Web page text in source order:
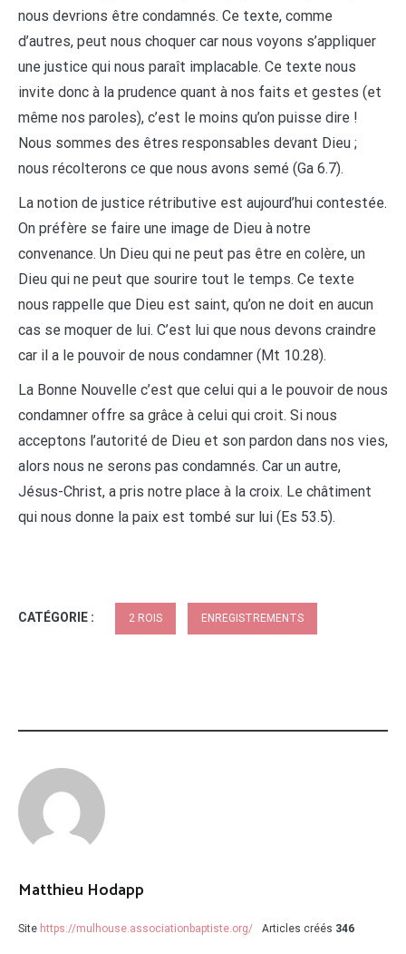
nous devrions être condamnés. Ce texte, comme
d’autres, peut nous choquer car nous voyons s’appliquer
une justice qui nous paraît implacable. Ce texte nous
invite donc à la prudence quant à nos faits et gestes (et
même nos paroles), c’est le moins qu’on puisse dire !
Nous sommes des êtres responsables devant Dieu ;
nous récolterons ce que nous avons semé (Ga 6.7).
La notion de justice rétributive est aujourd’hui contestée.
On préfère se faire une image de Dieu à notre
convenance. Un Dieu qui ne peut pas être en colère, un
Dieu qui ne peut que sourire tout le temps. Ce texte
nous rappelle que Dieu est saint, qu’on ne doit en aucun
cas se moquer de lui. C’est lui que nous devons craindre
car il a le pouvoir de nous condamner (Mt 10.28).
La Bonne Nouvelle c’est que celui qui a le pouvoir de nous
condamner offre sa grâce à celui qui croit. Si nous
acceptons l’autorité de Dieu et son pardon dans nos vies,
alors nous ne serons pas condamnés. Car un autre,
Jésus-Christ, a pris notre place à la croix. Le châtiment
qui nous donne la paix est tombé sur lui (Es 53.5).
CATÉGORIE : 2 ROIS ENREGISTREMENTS
Matthieu Hodapp
Site https://mulhouse.associationbaptiste.org/ Articles créés 346